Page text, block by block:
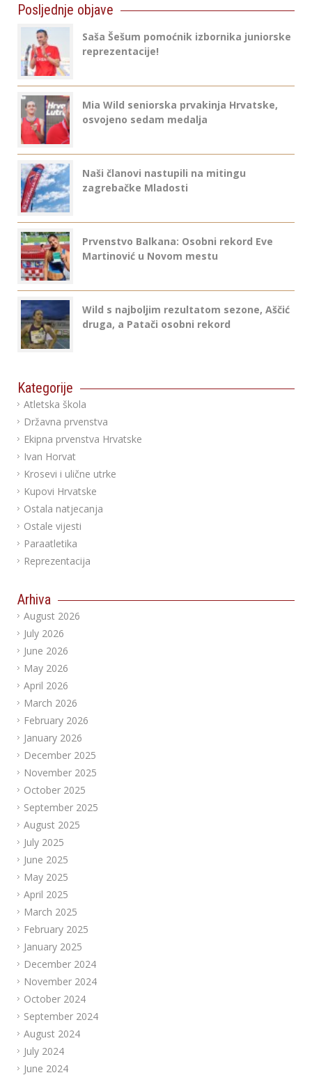
Posljednje objave
Saša Šešum pomoćnik izbornika juniorske
reprezentacije!
Mia Wild seniorska prvakinja Hrvatske,
osvojeno sedam medalja
Naši članovi nastupili na mitingu
zagrebačke Mladosti
Prvenstvo Balkana: Osobni rekord Eve
Martinović u Novom mestu
Wild s najboljim rezultatom sezone, Aščić
druga, a Patači osobni rekord
Kategorije
Atletska škola
Državna prvenstva
Ekipna prvenstva Hrvatske
Ivan Horvat
Krosevi i ulične utrke
Kupovi Hrvatske
Ostala natjecanja
Ostale vijesti
Paraatletika
Reprezentacija
Arhiva
August 2026
July 2026
June 2026
May 2026
April 2026
March 2026
February 2026
January 2026
December 2025
November 2025
October 2025
September 2025
August 2025
July 2025
June 2025
May 2025
April 2025
March 2025
February 2025
January 2025
December 2024
November 2024
October 2024
September 2024
August 2024
July 2024
June 2024